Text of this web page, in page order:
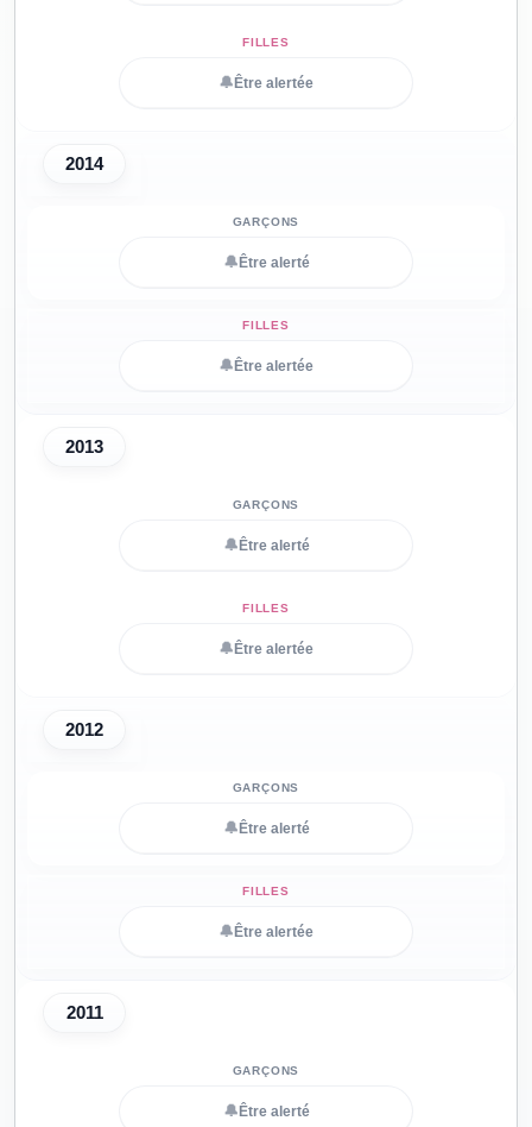
🔔 Être alertée
2014
🔔 Être alerté
🔔 Être alertée
2013
🔔 Être alerté
🔔 Être alertée
2012
🔔 Être alerté
🔔 Être alertée
2011
🔔 Être alerté